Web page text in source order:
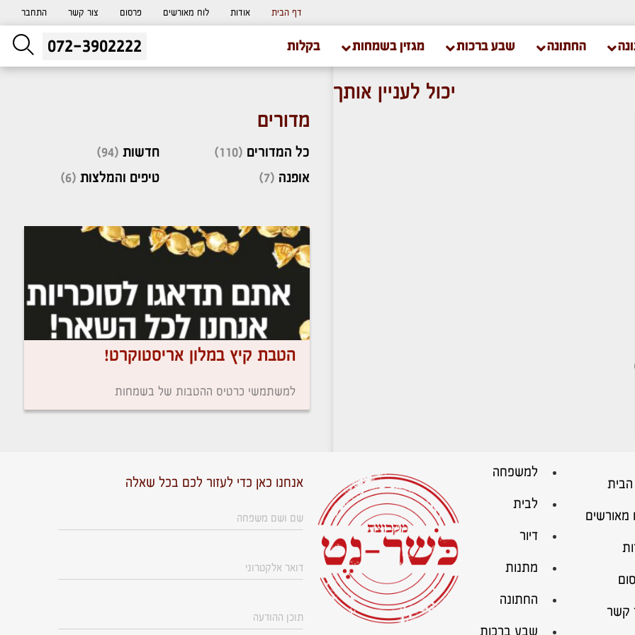
דף הבית אודות לוח מאורשים פרסום צור קשר התחבר
החתונה שבע ברכות מגזין בשמחות בקלות ליעוץ חינם
והזמנת כרטיס שמחות
072-3902222
יכול לעניין אותך
מדורים
כל המדורים (110)
אופנה (7)
חדשות (94)
טיפים והמלצות (6)
הטבת קיץ במלון אריסטוקרט!
למשתמשי כרטיס ההטבות של בשמחות
מאורשים
קשר
למשפחה
לבית
דיור
מתנות
החתונה
שבע ברכות
אנחנו כאן כדי לעזור לכם בכל שאלה